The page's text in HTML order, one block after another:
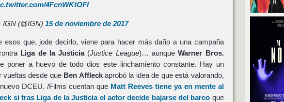
4FcnWKtOFI
(@IGN)15 de noviembre de 2017
esos que, jode decirlo, viene para hacer más daño a una campaña
Liga de la Justicia(Justice League)… aunqueWarner Bros.
poner a huevo de todo dios este linchamiento constante. Hay un
desde que Ben Affleckaprobó la idea de que está valorando,
DCEU. /Films cuentan que Matt Reevestiene ya en mente al
si tras Liga de la Justiciael actor decide bajarse del barco que